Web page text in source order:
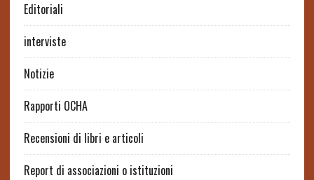
Editoriali
interviste
Notizie
Rapporti OCHA
Recensioni di libri e articoli
Report di associazioni o istituzioni